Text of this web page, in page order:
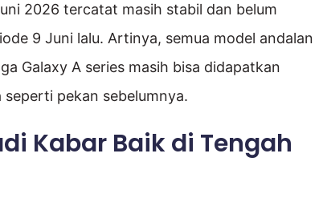
2026 tercatat masih stabil dan belum
9 Juni lalu. Artinya, semua model andalan
Galaxy A series masih bisa didapatkan
pekan sebelumnya.
Kabar Baik di Tengah